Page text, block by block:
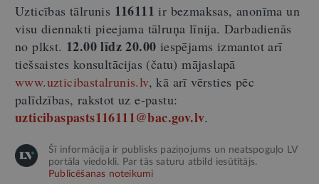
Uzticības tālrunis 116111 ir bezmaksas, anonīma un
visu diennakti pieejama tālruņa līnija. Darbadienās
no plkst. 12.00 līdz 20.00 iespējams izmantot arī
tiešsaistes konsultācijas (čatu) mājaslapā
www.uzticibastalrunis.lv, kā arī vērsties pēc
palīdzības, rakstot uz e-pastu:
uzticibaspasts116111@bac.gov.lv.
Šī informācija ir publisks paziņojums un neatspoguļo LV
portāla viedokli. Par tās saturu atbild iesūtītājs.
Publicēšanas noteikumi